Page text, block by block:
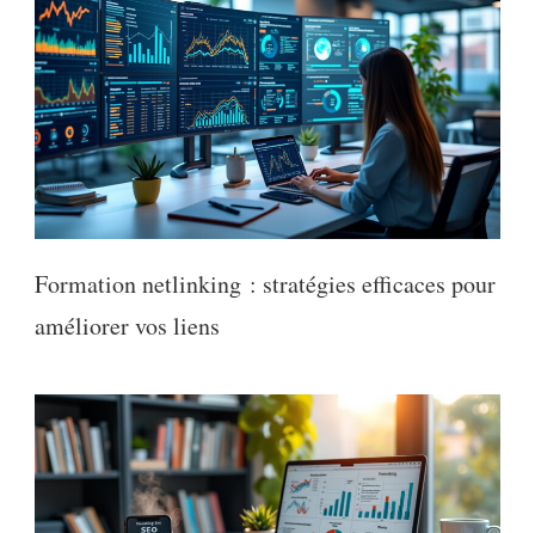
Formation netlinking : stratégies efficaces pour
améliorer vos liens